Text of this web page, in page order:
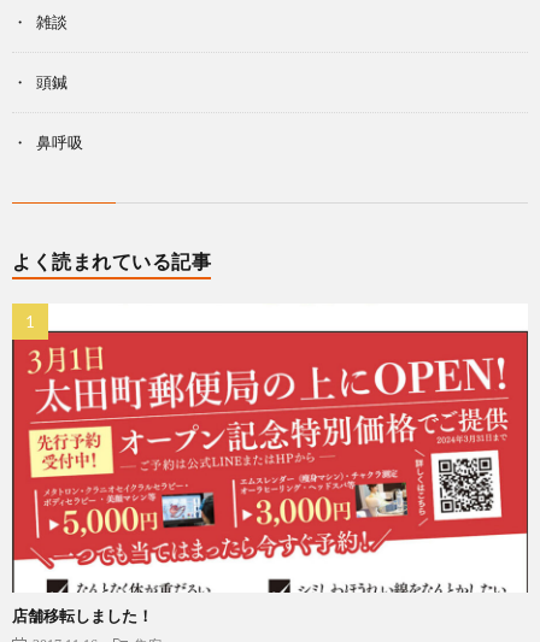
雑談
頭鍼
鼻呼吸
よく読まれている記事
店舗移転しました！